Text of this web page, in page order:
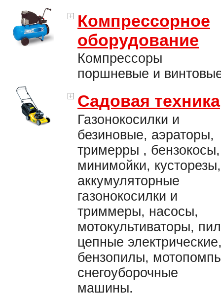
Компрессорное
оборудование
Компрессоры
поршневые и
Садовая техника
Газонокосилки и
безиновые, аэраторы,
тримерры , бензокосы,
минимойки, кусторезы,
аккумуляторные
газонокосилки и
триммеры, насосы,
мотокультиваторы,
цепные
бензопилы,
снегоуборочные
машины.